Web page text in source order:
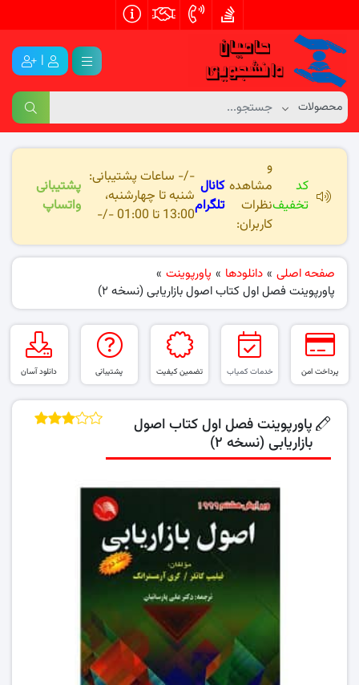
|
کد
تخفیف
و
مشاهده
نظرات
کاربران:
کانال
تلگرام
-/- ساعات پشتیبانی:
شنبه تا چهارشنبه،
13:00 تا 01:00 -/-
پشتیبانی
واتساپ
صفحه اصلی » دانلودها » پاورپوینت »
پاورپوینت فصل اول کتاب اصول بازاریابی (نسخه ۲)
پرداخت امن خدمات کمیاب تضمین کیفیت پشتیبانی دانلود آسان
پاورپوینت فصل اول کتاب اصول
بازاریابی (نسخه ۲)